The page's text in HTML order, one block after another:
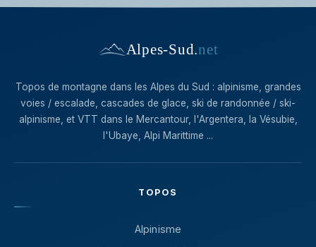
Alpes-Sud.net
Topos de montagne dans les Alpes du Sud : alpinisme, grandes
voies / escalade, cascades de glace, ski de randonnée / ski-
alpinisme, et VTT dans le Mercantour, l'Argentera, la Vésubie,
l'Ubaye, Alpi Marittime ...
TOPOS
Alpinisme